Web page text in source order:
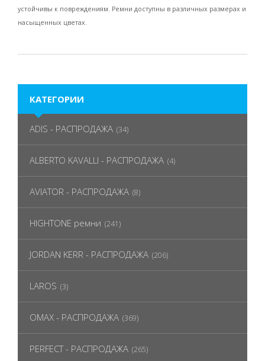
устойчивы к повреждениям. Ремни доступны в различных размерах и
насыщенных цветах.
КАТЕГОРИИ
ADIS - РАСПРОДАЖА (34)
ALBERTO KAVALLI - РАСПРОДАЖА (4)
AVIATOR - РАСПРОДАЖА (8)
HIGHTONE ремни (241)
JORDAN KERR - РАСПРОДАЖА (206)
LAROS (3)
OMAX - РАСПРОДАЖА (369)
PERFECT - РАСПРОДАЖА (265)